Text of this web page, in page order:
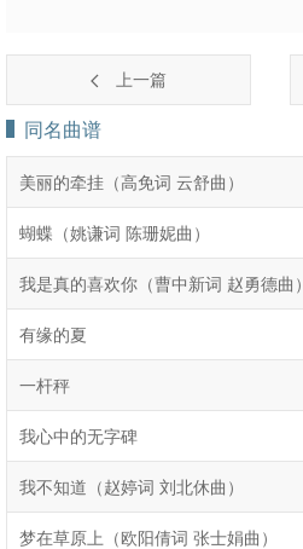
上一篇
同名曲谱
美丽的牵挂（高免词 云舒曲）
蝴蝶（姚谦词 陈珊妮曲）
我是真的喜欢你（曹中新词 赵勇德曲）
有缘的夏
一杆秤
我心中的无字碑
我不知道（赵婷词 刘北休曲）
梦在草原上（欧阳倩词 张士娟曲）